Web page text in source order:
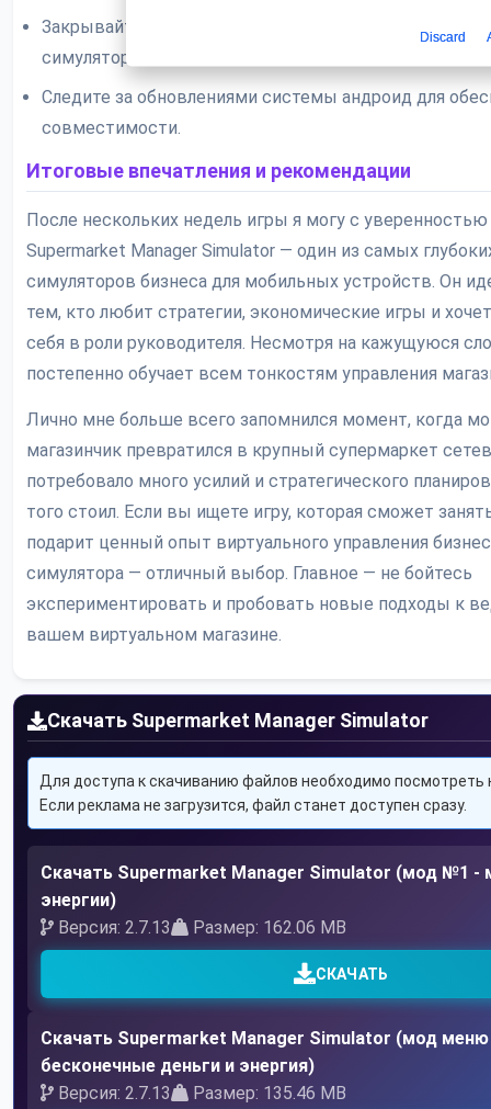
Закрывайте другие ресурсоемкие приложения
симулятора.
Следите за обновлениями системы андроид для
совместимости.
Итоговые впечатления и рекомендации
После нескольких недель игры я могу с уверенностью
Supermarket Manager Simulator — один из самых
симуляторов бизнеса для мобильных устройств. Он
тем, кто любит стратегии, экономические игры и
себя в роли руководителя. Несмотря на кажущуюся
постепенно обучает всем тонкостям управления
Лично мне больше всего запомнился момент, когда
магазинчик превратился в крупный супермаркет
потребовало много усилий и стратегического
того стоил. Если вы ищете игру, которая сможет
подарит ценный опыт виртуального управления
симулятора — отличный выбор. Главное — не бойтесь
экспериментировать и пробовать новые подходы к
вашем виртуальном магазине.
Скачать Supermarket Manager Simulator
Для доступа к скачиванию файлов необходимо посмотреть
Если реклама не загрузится, файл станет доступен сразу.
Скачать Supermarket Manager Simulator (мод №1 -
энергии)
Версия: 2.7.13
Размер: 162.06 MB
СКАЧАТЬ
Скачать Supermarket Manager Simulator (мод
бесконечные деньги и энергия)
Версия: 2.7.13
Размер: 135.46 MB
Discard